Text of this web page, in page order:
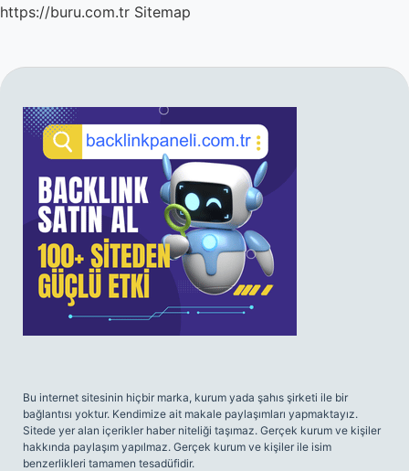
https://buru.com.tr Sitemap
SIDEBAR
Bu internet sitesinin hiçbir marka, kurum yada şahıs şirketi ile bir
bağlantısı yoktur. Kendimize ait makale paylaşımları yapmaktayız.
Sitede yer alan içerikler haber niteliği taşımaz. Gerçek kurum ve kişiler
hakkında paylaşım yapılmaz. Gerçek kurum ve kişiler ile isim
benzerlikleri tamamen tesadüfidir.